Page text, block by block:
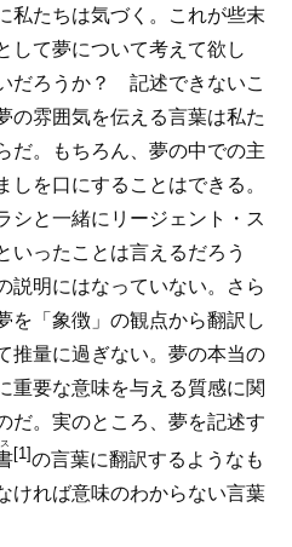
私たちは気づく。これが些末
して夢について考えて欲し
だろうか？ 記述できないこ
の雰囲気を伝える言葉は私た
だ。もちろん、夢の中での主
を口にすることはできる。
シと一緒にリージェント・ス
いったことは言えるだろう
説明にはなっていない。さら
を「象徴」の観点から翻訳し
推量に過ぎない。夢の本当の
重要な意味を与える質感に関
だ。実のところ、夢を記述す
[1]の言葉に翻訳するようなも
ければ意味のわからない言葉